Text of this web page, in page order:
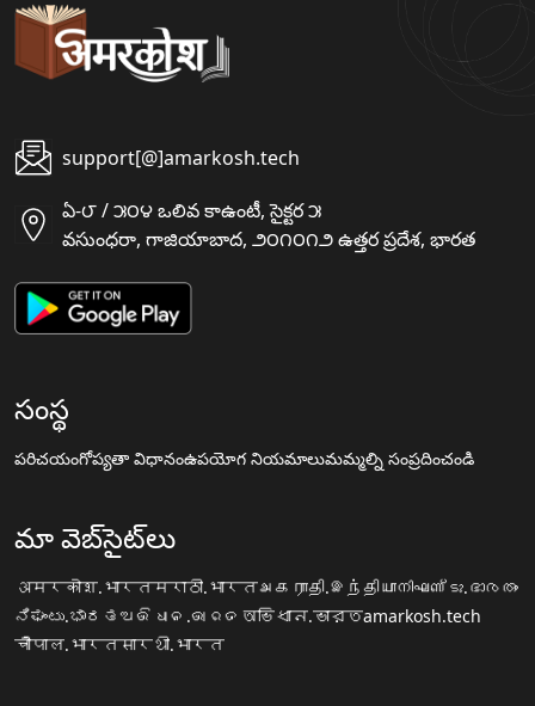
support[@]amarkosh.tech
ఏ-౮ / ౫౦౪ ఒలివ కాఉంటీ, సైక్టర ౫
వసుంధరా, గాజియాబాద, ౨౦౧౦౧౨ ఉత్తర ప్రదేశ, భారత
సంస్థ
పరిచయంగోప్యతా విధానంఉపయోగ నియమాలుమమ్మల్ని సంప్రదించండి
మా వెబ్‌సైట్‌లు
अमरकोश.भारतमराठी.भारतஅகராதி.இந்தியாനിഘണ്ടു.ഭാരതം
ನಿಘಂಟು.ಭಾರತ ଅଭିଧାନ.ଭାରତ অভিধান.ভারতamarkosh.tech
चौपाल.भारतसारथी.भारत